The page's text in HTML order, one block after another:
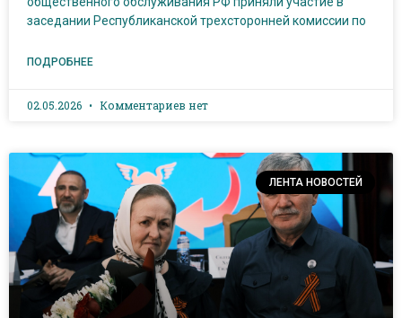
заседании Республиканской трехсторонней комиссии по
ПОДРОБНЕЕ
02.05.2026 Комментариев нет
ЛЕНТА НОВОСТЕЙ